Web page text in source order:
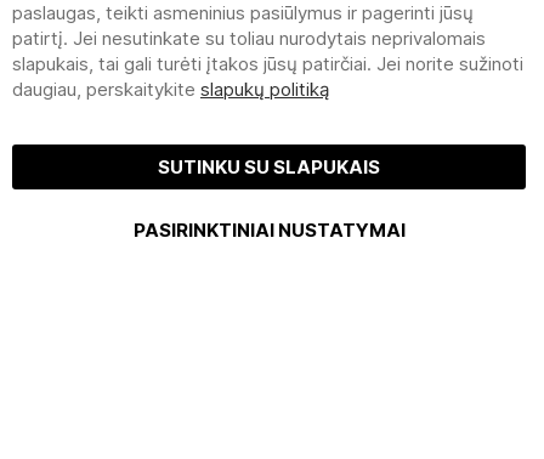
pirmadienį-penktadienį 8:30-
16:00
ROPAŽU NOVADS, LATVIJA | +370 612 632 87 INFO@NSKING.LT (8:30-
paslaugas, teikti asmeninius pasiūlymus ir pagerinti jūsų
patirtį. Jei nesutinkate su toliau nurodytais neprivalomais
slapukais, tai gali turėti įtakos jūsų patirčiai. Jei norite sužinoti
daugiau, perskaitykite slapukų politiką
SUTINKU SU SLAPUKAIS
PASIRINKTINIAI NUSTATYMAI